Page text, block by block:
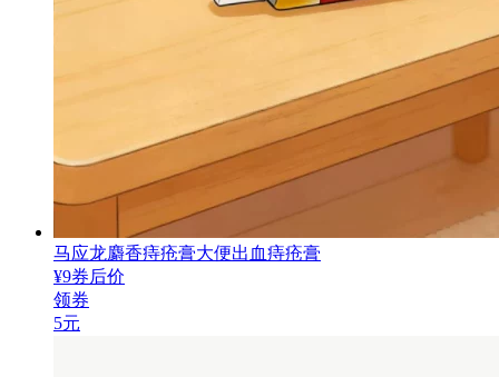
马应龙麝香痔疮膏大便出血痔疮膏
¥9券后价
领券
5元